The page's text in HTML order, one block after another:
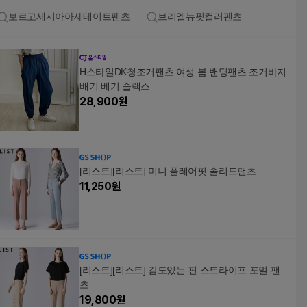
보르고세시아아세테이트팬츠 브리엘뉴핏컬러팬츠
H스타일DK청조거팬츠 여성 봄 밴딩팬츠 조거바지
배기 베기 슬랙스
28,900원
[리스트][리스트] 미니 플레어핏 솔리드팬츠
11,250원
[리스트][리스트] 감도있는 핀 스트라이프 포멀 팬
츠
19,800원